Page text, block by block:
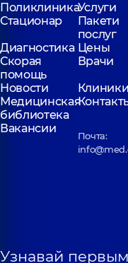
ПоликлиникаУслуги
Стационар
Пакети
послуг
Диагностика Цены
Скорая
помощь
Врачи
Новости
Клиники
Медицинская
библиотека
Вакансии
Почта:
Узнавай первым